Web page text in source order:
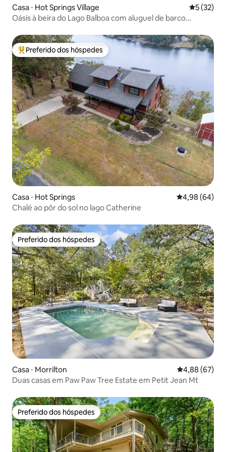
Casa ⋅ Hot Springs Village 5 de uma
5 (32)
Oásis à beira do Lago Balboa com aluguel de barco
Entre os melhores preferidos dos hóspedes
Preferido dos hóspedes
Casa ⋅ Hot Springs 4,98 de uma
4,98 (64)
Chalé ao pôr do sol no lago Catherine
Preferido dos hóspedes
Preferido dos hóspedes
Casa ⋅ Morrilton 4,88 de uma
4,88 (67)
Duas casas em Paw Paw Tree Estate em Petit Jean Mt
Preferido dos hóspedes
Preferido dos hóspedes